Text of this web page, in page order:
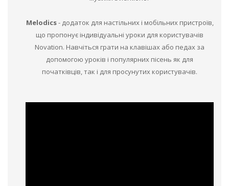
Melodics- додаток для настільних і мобільних пристроїв,
що пропонує індивідуальні уроки для користувачів
Novation. Навчіться грати на клавішах або педах за
допомогою уроків і популярних пісень як для
початківців, так і для просунутих користувачів.